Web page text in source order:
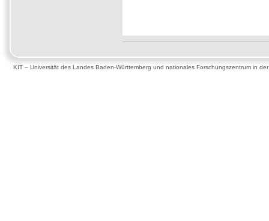
KIT – Universität des Landes Baden-Württemberg und nationales Forschungszentrum in